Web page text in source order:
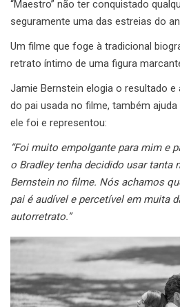
“Maestro” não ter conquistado
seguramente uma das estreias do
Um filme que foge à tradicional
retrato íntimo de uma figura
Jamie Bernstein elogia o resultado
do pai usada no filme, também
ele foi e representou:
“Foi muito empolgante para mim e
o Bradley tenha decidido usar tanta
Bernstein no filme. Nós achamos
pai é audível e percetível em muita
autorretrato.”